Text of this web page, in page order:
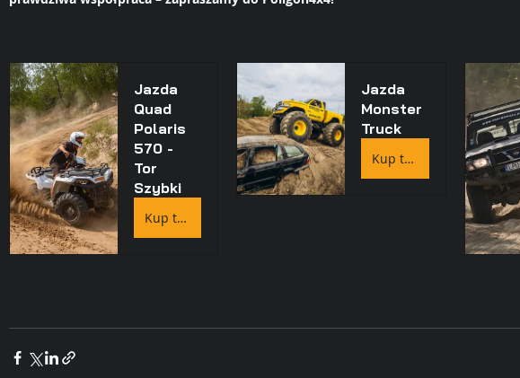
Jazda
Quad
Polaris
570 -
Tor
Szybki
Kup teraz
Jazda
Monster
Truck
Kup teraz